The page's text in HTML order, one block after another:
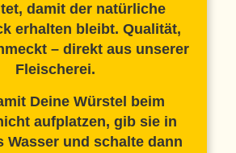
damit der natürliche
erhalten bleibt. Qualität,
– direkt aus unserer
Fleischerei.
Deine Würstel beim
aufplatzen, gib sie in
Wasser und schalte dann